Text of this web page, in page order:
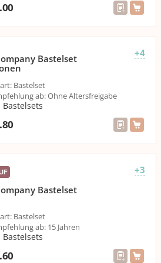
+4
Bastelset
Bastelset
ab: Ohne Altersfreigabe
Bastelsets
+3
Bastelset
Bastelset
ab: 15 Jahren
Bastelsets